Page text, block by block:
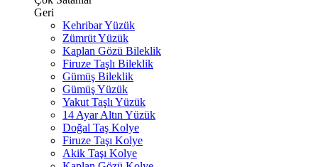
Geri
Kehribar Yüzük
Zümrüt Yüzük
Kaplan Gözü Bileklik
Firuze Taşlı Bileklik
Gümüş Bileklik
Gümüş Yüzük
Yakut Taşlı Yüzük
14 Ayar Altın Yüzük
Doğal Taş Kolye
Firuze Taşı Kolye
Akik Taşı Kolye